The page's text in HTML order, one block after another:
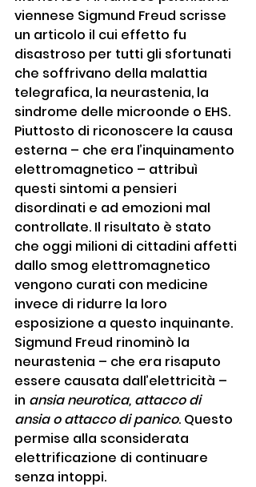
viennese Sigmund Freud scrisse
un articolo il cui effetto fu
disastroso per tutti gli sfortunati
che soffrivano della malattia
telegrafica, la neurastenia, la
sindrome delle microonde o EHS.
Piuttosto di riconoscere la causa
esterna – che era l’inquinamento
elettromagnetico – attribuì
questi sintomi a pensieri
disordinati e ad emozioni mal
controllate. Il risultato è stato
che oggi milioni di cittadini affetti
dallo smog elettromagnetico
vengono curati con medicine
invece di ridurre la loro
esposizione a questo inquinante.
Sigmund Freud rinominò la
neurastenia – che era risaputo
essere causata dall’elettricità –
in ansia neurotica, attacco di
ansia o attacco di panico. Questo
permise alla sconsiderata
elettrificazione di continuare
senza intoppi.